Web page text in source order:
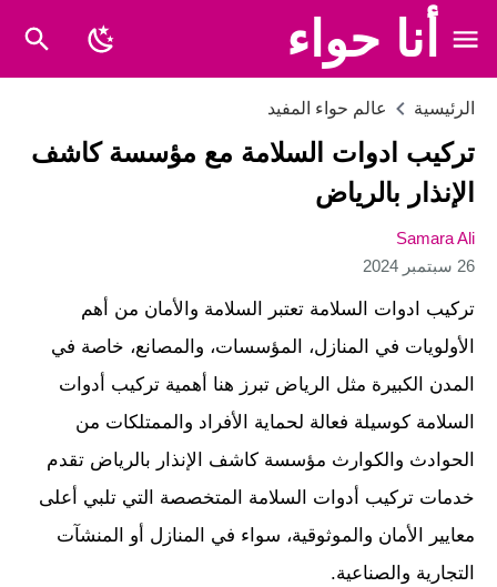
أنا حواء
الرئيسية عالم حواء المفيد
تركيب ادوات السلامة مع مؤسسة كاشف
الإنذار بالرياض
Samara Ali
26 سبتمبر 2024
تركيب ادوات السلامة تعتبر السلامة والأمان من أهم
الأولويات في المنازل، المؤسسات، والمصانع، خاصة في
المدن الكبيرة مثل الرياض تبرز هنا أهمية تركيب أدوات
السلامة كوسيلة فعالة لحماية الأفراد والممتلكات من
الحوادث والكوارث مؤسسة كاشف الإنذار بالرياض تقدم
خدمات تركيب أدوات السلامة المتخصصة التي تلبي أعلى
معايير الأمان والموثوقية، سواء في المنازل أو المنشآت
التجارية والصناعية.